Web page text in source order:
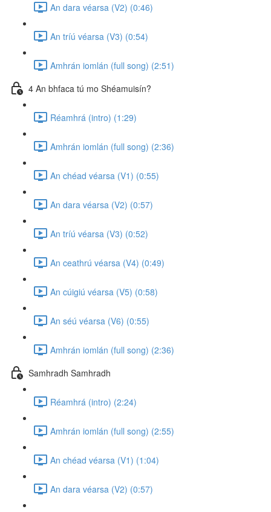
An dara véarsa (V2) (0:46)
An tríú véarsa (V3) (0:54)
Amhrán iomlán (full song) (2:51)
4 An bhfaca tú mo Shéamuisín?
Réamhrá (intro) (1:29)
Amhrán iomlán (full song) (2:36)
An chéad véarsa (V1) (0:55)
An dara véarsa (V2) (0:57)
An tríú véarsa (V3) (0:52)
An ceathrú véarsa (V4) (0:49)
An cúigiú véarsa (V5) (0:58)
An séú véarsa (V6) (0:55)
Amhrán iomlán (full song) (2:36)
Samhradh Samhradh
Réamhrá (intro) (2:24)
Amhrán iomlán (full song) (2:55)
An chéad véarsa (V1) (1:04)
An dara véarsa (V2) (0:57)